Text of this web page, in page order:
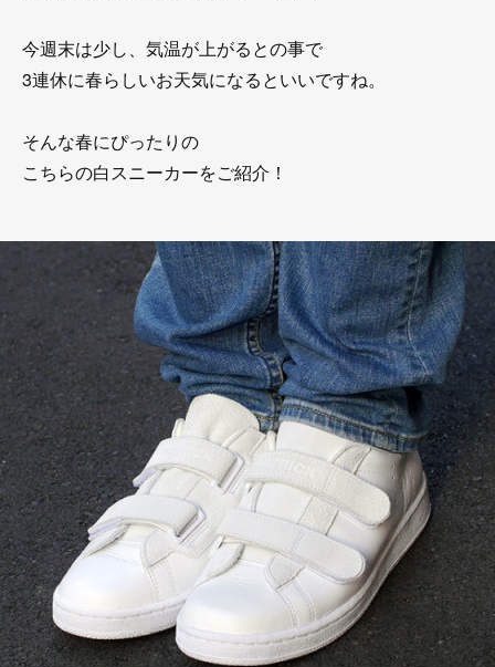
今週末は少し、気温が上がるとの事で
3連休に春らしいお天気になるといいですね。
そんな春にぴったりの
こちらの白スニーカーをご紹介！